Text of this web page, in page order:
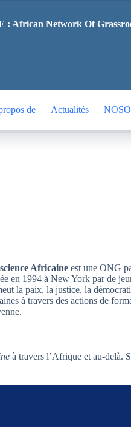
African Network Of
de Actualités NOSO
Africaine est une ONG
en 1994 à New York par de
la paix, la justice, la
à travers des actions de
à travers l’Afrique et au-delà.